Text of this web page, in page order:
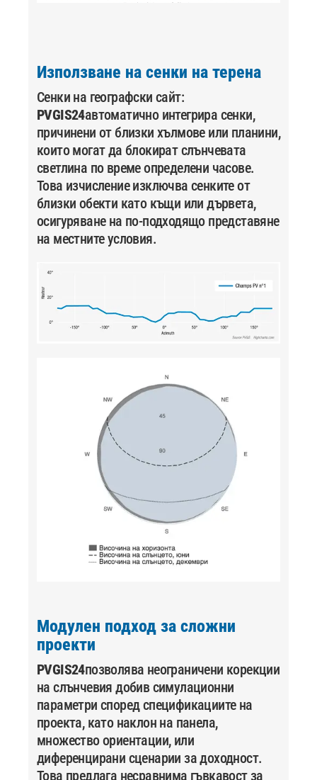
Използване на сенки на терена
Сенки на географски сайт:
PVGIS24автоматично интегрира сенки,
причинени от близки хълмове или планини,
които могат да блокират слънчевата
светлина по време определени часове.
Това изчисление изключва сенките от
близки обекти като къщи или дървета,
осигуряване на по-подходящо представяне
на местните условия.
Модулен подход за сложни
проекти
PVGIS24позволява неограничени корекции
на слънчевия добив симулационни
параметри според спецификациите на
проекта, като наклон на панела,
множество ориентации, или
диференцирани сценарии за доходност.
Това предлага несравнима гъвкавост за